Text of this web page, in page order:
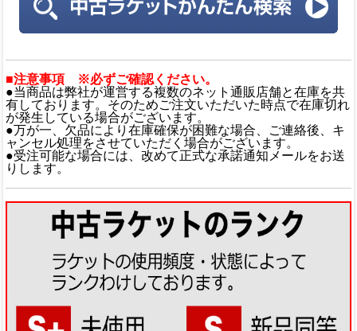
■注意事項 ※必ずご確認ください。
●当商品は弊社が運営する複数のネット通販店舗と在庫を共
有しております。そのためご注文いただいた時点で在庫切れ
が発生している場合がございます。
●万が一、欠品により在庫確保が困難な場合、ご連絡後、キ
ャンセル処理をさせていただく場合がございます。
●受注可能な場合には、改めて正式な承諾通知メールをお送
りします。